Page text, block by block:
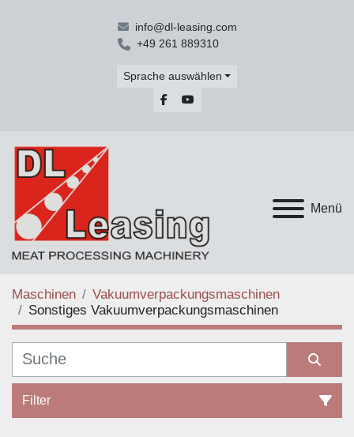
info@dl-leasing.com
+49 261 889310
Sprache auswählen
facebookyoutube
Menü
Maschinen
Vakuumverpackungsmaschinen
Sonstiges Vakuumverpackungsmaschinen
Filter